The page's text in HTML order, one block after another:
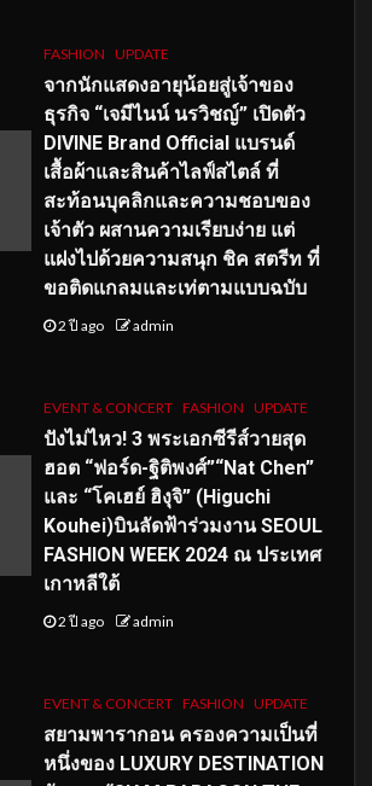
FASHION UPDATE
จากนักแสดงอายุน้อยสู่เจ้าของ
ธุรกิจ “เจมีไนน์ นรวิชญ์” เปิดตัว
DIVINE Brand Official แบรนด์
เสื้อผ้าและสินค้าไลฟ์สไตล์ ที่
สะท้อนบุคลิกและความชอบของ
เจ้าตัว ผสานความเรียบง่าย แต่
แฝงไปด้วยความสนุก ชิค สตรีท ที่
ขอติดแกลมและเท่ตามแบบฉบับ
2 ปี ago admin
EVENT & CONCERT FASHION UPDATE
ปังไม่ไหว! 3 พระเอกซีรีส์วายสุด
ฮอต “ฟอร์ด-ฐิติพงศ์”“Nat Chen”
และ “โคเฮย์ ฮิงุจิ” (Higuchi
Kouhei)บินลัดฟ้าร่วมงาน SEOUL
FASHION WEEK 2024 ณ ประเทศ
เกาหลีใต้
2 ปี ago admin
EVENT & CONCERT FASHION UPDATE
สยามพารากอน ครองความเป็นที่
หนึ่งของ LUXURY DESTINATION